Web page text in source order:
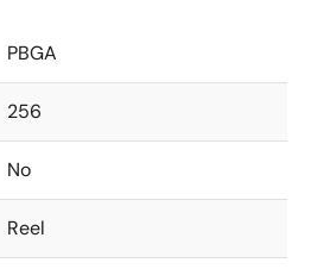
PBGA
256
No
Reel